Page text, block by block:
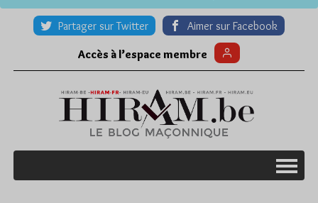
Partager sur Twitter Aimer sur Facebook
Accès à l’espace membre